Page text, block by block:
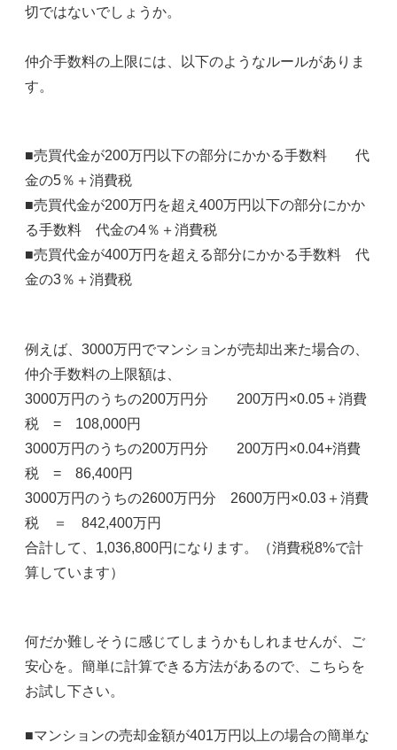
切ではないでしょうか。
仲介手数料の上限には、以下のようなルールがありま
す。
■売買代金が200万円以下の部分にかかる手数料 代
金の5％＋消費税
■売買代金が200万円を超え400万円以下の部分にかか
る手数料 代金の4％＋消費税
■売買代金が400万円を超える部分にかかる手数料 代
金の3％＋消費税
例えば、3000万円でマンションが売却出来た場合の、
仲介手数料の上限額は、
3000万円のうちの200万円分 200万円×0.05＋消費
税 = 108,000円
3000万円のうちの200万円分 200万円×0.04+消費
税 = 86,400円
3000万円のうちの2600万円分 2600万円×0.03＋消費
税 ＝ 842,400万円
合計して、1,036,800円になります。（消費税8%で計
算しています）
何だか難しそうに感じてしまうかもしれませんが、ご
安心を。簡単に計算できる方法があるので、こちらを
お試し下さい。
■マンションの売却金額が401万円以上の場合の簡単な